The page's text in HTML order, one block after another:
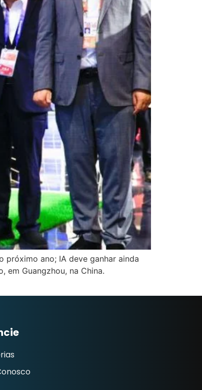
próximo ano; IA deve ganhar ainda
em Guangzhou, na China.